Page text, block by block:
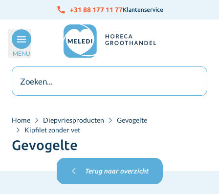
Ga naar de inhoud +31 88 177 11 77Klantenservice
MENU
Home Diepvriesproducten
Gevogelte
Kipfilet zonder vet
Gevogelte
Terug naar overzicht